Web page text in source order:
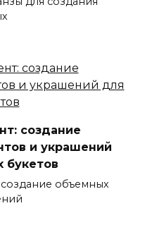
создание
и украшений
букетов
объемных